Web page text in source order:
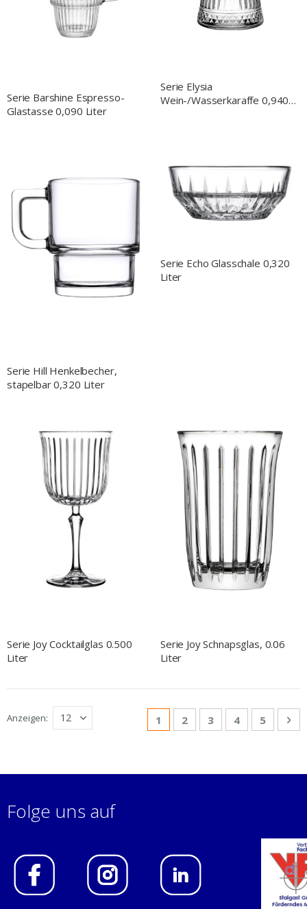
Serie Barshine Espresso-
Glastasse 0,090 Liter
Serie Elysia
Wein-/Wasserkaraffe 0,940
Serie Hill Henkelbecher,
stapelbar 0,320 Liter
Serie Echo Glasschale 0,320
Liter
Serie Joy Cocktailglas 0.500
Liter
Serie Joy Schnapsglas, 0.06
Liter
Sie lesen gerade Seite
1 Seite
2 Seite
3 Seite
4 Seite
5
Anzeigen
Folge uns auf